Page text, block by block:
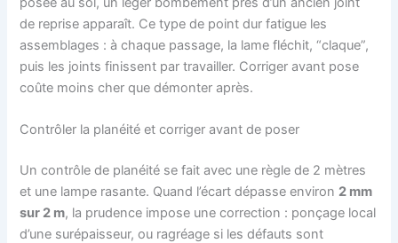
de reprise apparaît. Ce type de point dur fatigue les
assemblages : à chaque passage, la lame fléchit, “claque”,
puis les joints finissent par travailler. Corriger avant pose
coûte moins cher que démonter après.
Contrôler la planéité et corriger avant de poser
Un contrôle de planéité se fait avec une règle de 2 mètres
et une lampe rasante. Quand l’écart dépasse environ 2 mm
sur 2 m, la prudence impose une correction : ponçage local
d’une surépaisseur, ou ragréage si les défauts sont